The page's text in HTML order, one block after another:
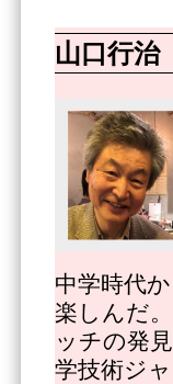
山口行治
中学時代
楽しんだ
ッチの発
学技術ジ